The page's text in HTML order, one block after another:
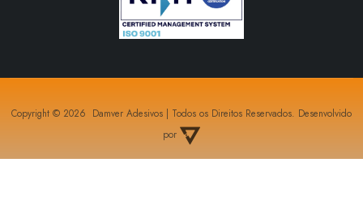
Copyright © 2026 Damver Adesivos | Todos os Direitos Reservados. Desenvolvido
por